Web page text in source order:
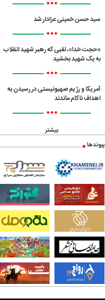
•••
سید حسن خمینی عزادار شد
•••
«حجت خدا»، لقبی که رهبر شهید انقلاب
به یک شهید بخشید
•••
آمریکا و رژیم صهیونیستی در رسیدن به
اهداف ناکام ماندند
•••
بیشتر
پیوندها